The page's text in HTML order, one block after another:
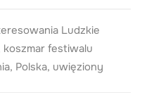
Ludzkie
koszmar festiwalu
, Polska, uwięziony